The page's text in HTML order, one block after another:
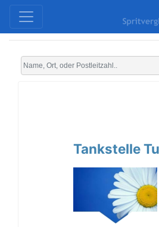
Tankstelle